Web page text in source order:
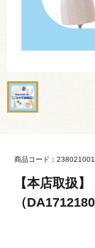
商品コード：
【本店取扱
（